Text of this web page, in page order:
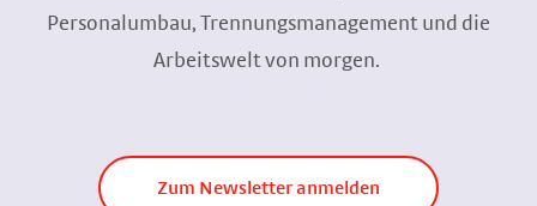
Personalumbau, Trennungsmanagement und die
Arbeitswelt von morgen.
Zum Newsletter anmelden